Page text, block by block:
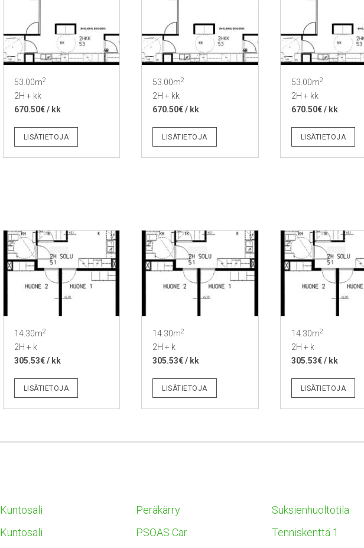
53.00m2
2H + kk
670.50€ / kk
LISÄTIETOJA
53.00m2
2H + kk
670.50€ / kk
LISÄTIETOJA
53.00m2
2H + kk
670.50€ / kk
LISÄTIETOJA
14.30m2
2H + k
305.53€ / kk
LISÄTIETOJA
14.30m2
2H + k
305.53€ / kk
LISÄTIETOJA
14.30m2
2H + k
305.53€ / kk
LISÄTIETOJA
Kuntosali
Kuntosali
Peräkärry
PSOAS Car
Suksienhuoltotila
Tenniskenttä 1